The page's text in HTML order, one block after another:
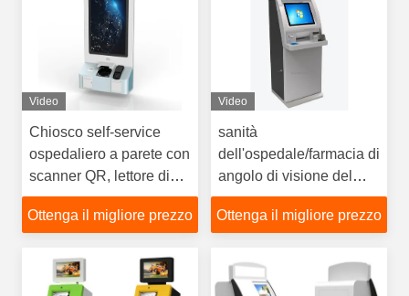
Video
Chiosco self-service
ospedaliero a parete con
scanner QR, lettore di
carte contactless e
stampante termica
Ottenga il migliore prezzo
Video
sanità
dell'ospedale/farmacia di
angolo di visione del
chiosco di salute di
luminosità 450cd/㎡
Ottenga il migliore prezzo